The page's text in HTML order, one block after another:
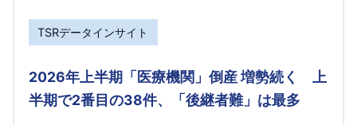
TSRデータインサイト
2026年上半期「医療機関」倒産 増勢続く 上
半期で2番目の38件、「後継者難」は最多